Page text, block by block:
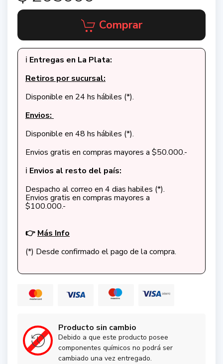
Comprar
ℹ️ Entregas en La Plata:
Retiros por sucursal:
Disponible en 24 hs hábiles (*).
Envios:
Disponible en 48 hs hábiles (*).
Envios gratis en compras mayores a $50.000.-
ℹ️ Envios al resto del país:
Despacho al correo en 4 dias habiles (*).
Envios gratis en compras mayores a
$100.000.-
👉 Más Info
(*) Desde confirmado el pago de la compra.
Producto sin cambio
Debido a que este producto posee
componentes químicos no podrá ser
cambiado una vez entregado.